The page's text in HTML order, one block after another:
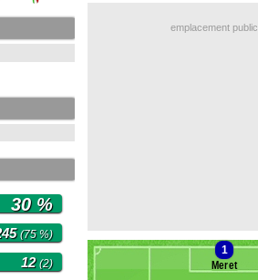
30 %
(75 %)
12(2)
emplacement
1
Meret